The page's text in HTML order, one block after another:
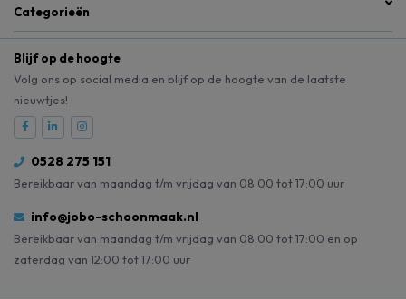
Categorieën
Blijf op de hoogte
Volg ons op social media en blijf op de hoogte van de laatste
nieuwtjes!
0528 275 151
Bereikbaar van maandag t/m vrijdag van 08:00 tot 17:00 uur
info@jobo-schoonmaak.nl
Bereikbaar van maandag t/m vrijdag van 08:00 tot 17:00 en op
zaterdag van 12:00 tot 17:00 uur